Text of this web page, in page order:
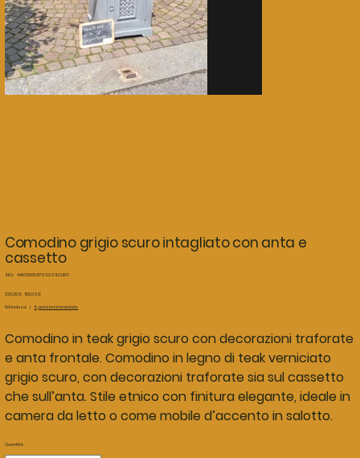
Comodino grigio scuro intagliato con anta e
cassetto
SKU: SKU
R70
GSCURO
44X36X66 R70 O2 GSCURO
Prezzo
originale
220,00 € Prezzo
scontato
180,00 €
IVA inclusa Spedizioni immediate
Comodino in teak grigio scuro con decorazioni traforate
e anta frontale. Comodino in legno di teak verniciato
grigio scuro, con decorazioni traforate sia sul cassetto
che sull’anta. Stile etnico con finitura elegante, ideale in
camera da letto o come mobile d’accento in salotto.
Quantità